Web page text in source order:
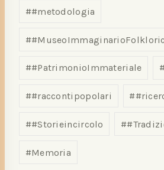
##metodologia
#
##PatrimonioImmateriale
##raccontipopolari #
##Storieincircolo #
#Memoria